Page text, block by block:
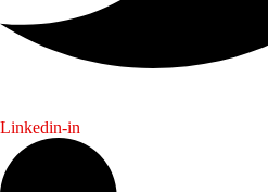
Linkedin-in